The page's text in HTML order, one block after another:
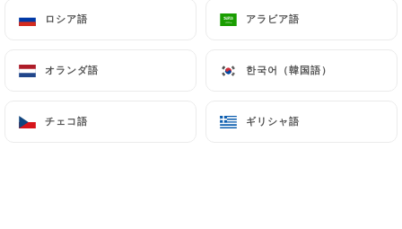
ロシア語 アラビア語
オランダ語 한국어（韓国語）
チェコ語 ギリシャ語
ロシア語 アラビア語
オランダ語 한국어（韓国語）
チェコ語 ギリシャ語